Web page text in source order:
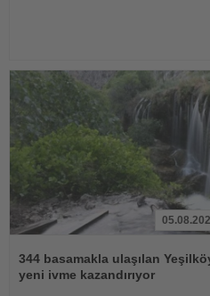
Oku
344 basamakla ulaşılan
yeni ivme kazandırıyor